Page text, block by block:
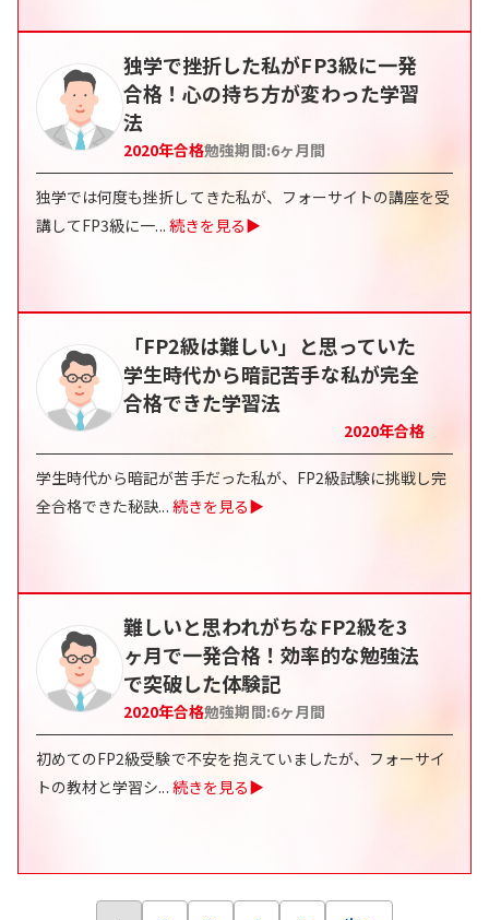
独学で挫折した私がFP3級に一発
合格！心の持ち方が変わった学習
法
2020年合格勉強期間:6ヶ月間
独学では何度も挫折してきた私が、フォーサイトの講座を受
講してFP3級に一... 続きを見る▶
「FP2級は難しい」と思っていた
学生時代から暗記苦手な私が完全
合格できた学習法
2020年合格
学生時代から暗記が苦手だった私が、FP2級試験に挑戦し完
全合格できた秘訣... 続きを見る▶
難しいと思われがちなFP2級を3
ヶ月で一発合格！効率的な勉強法
で突破した体験記
2020年合格勉強期間:6ヶ月間
初めてのFP2級受験で不安を抱えていましたが、フォーサイ
トの教材と学習シ... 続きを見る▶